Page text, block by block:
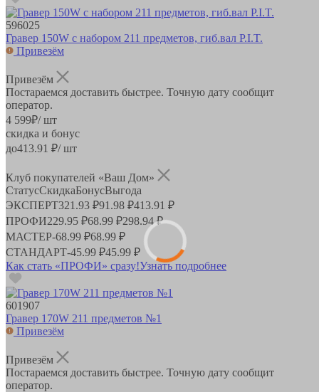
596025
Гравер 150W с набором 211 предметов, гиб.вал P.I.T.
Привезём
Привезём
Постараемся доставить быстрее. Точную дату сообщит
оператор.
4 599₽/ шт
скидка и бонус
до413.91 ₽/ шт
Клуб покупателей «Ваш Дом»
СтатусСкидкаБонусВыгода
ЭКСПЕРТ321.93 ₽91.98 ₽413.91 ₽
ПРОФИ229.95 ₽68.99 ₽298.94 ₽
МАСТЕР-68.99 ₽68.99 ₽
СТАНДАРТ-45.99 ₽45.99 ₽
Как стать «ПРОФИ» сразу!Узнать подробнее
601907
Гравер 170W 211 предметов №1
Привезём
Привезём
Постараемся доставить быстрее. Точную дату сообщит
оператор.